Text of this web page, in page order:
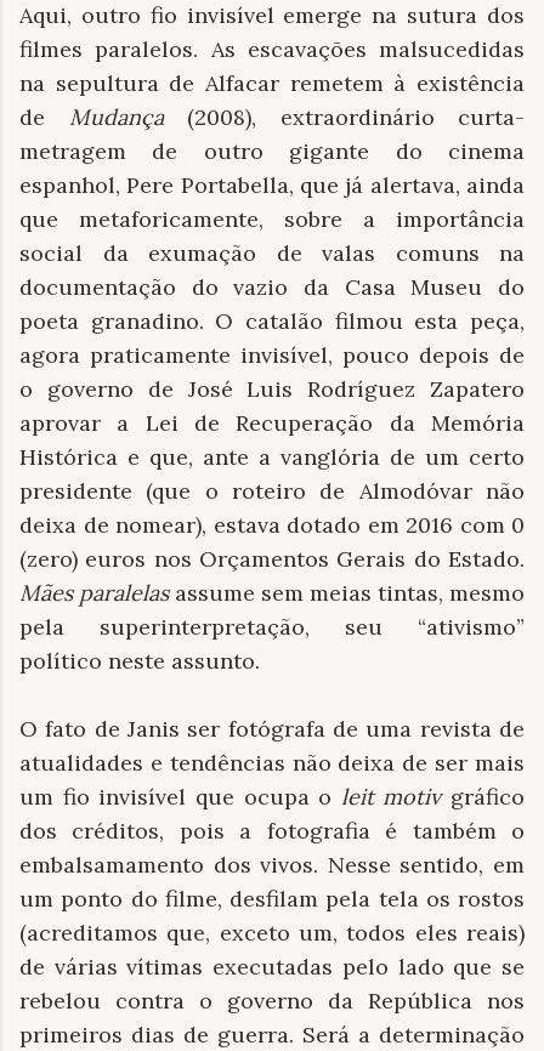
Aqui, outro fio invisível emerge na sutura dos
filmes paralelos. As escavações malsucedidas
na sepultura de Alfacar remetem à existência
de Mudança(2008), extraordinário curta-
metragem de outro gigante do cinema
espanhol, Pere Portabella, que já alertava, ainda
que metaforicamente, sobre a importância
social da exumação de valas comuns na
documentação do vazio da Casa Museu do
poeta granadino. O catalão filmou esta peça,
agora praticamente invisível, pouco depois de
o governo de José Luis Rodríguez Zapatero
aprovar a Lei de Recuperação da Memória
Histórica e que, ante a vanglória de um certo
presidente (que o roteiro de Almodóvar não
deixa de nomear), estava dotado em 2016 com 0
(zero) euros nos Orçamentos Gerais do Estado.
Mães paralelasassume sem meias tintas, mesmo
pela superinterpretação, seu “ativismo”
político neste assunto.
O fato de Janis ser fotógrafa de uma revista de
atualidades e tendências não deixa de ser mais
um fio invisível que ocupa o leit motivgráfico
dos créditos, pois a fotografia é também o
embalsamamento dos vivos. Nesse sentido, em
um ponto do filme, desfilam pela tela os rostos
(acreditamos que, exceto um, todos eles reais)
de várias vítimas executadas pelo lado que se
rebelou contra o governo da República nos
primeiros dias de guerra. Será a determinação